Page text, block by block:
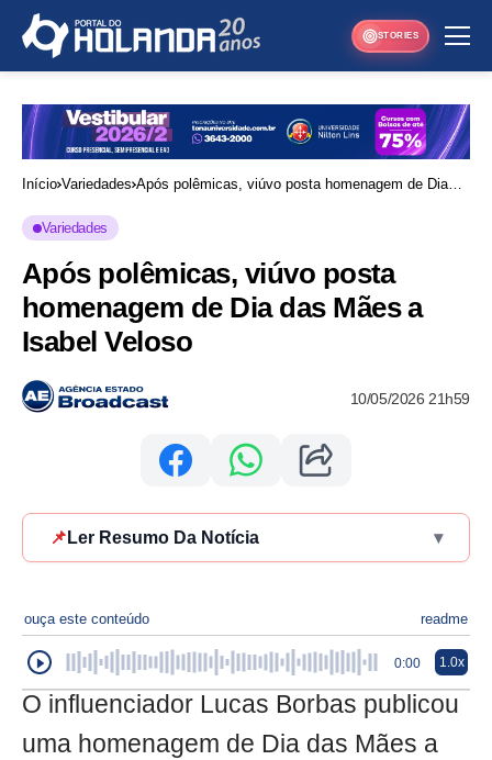
STORIES
Início Variedades Após polêmicas, viúvo posta homenagem de Dia
Variedades
Após polêmicas, viúvo posta
homenagem de Dia das Mães a
Isabel Veloso
10/05/2026 21h59
📌 Ler Resumo Da Notícia ▾
ouça este conteúdo readme
0:00 1.0x
O influenciador Lucas Borbas publicou
uma homenagem de Dia das Mães a